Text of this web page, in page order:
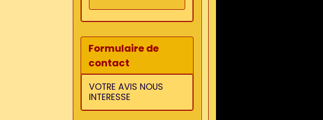
Formulaire de
contact
VOTRE AVIS NOUS
INTERESSE